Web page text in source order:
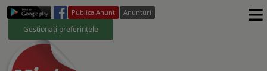
Publica Anunt Anunturi
Gestionați preferințele ≡